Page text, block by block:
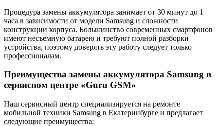
Процедура замены аккумулятора занимает от 30 минут до 1
часа в зависимости от модели Samsung и сложности
конструкции корпуса. Большинство современных смартфонов
имеют несъемную батарею и требуют полной разборки
устройства, поэтому доверять эту работу следует только
профессионалам.
Преимущества замены аккумулятора Samsung в
сервисном центре «Guru GSM»
Наш сервисный центр специализируется на ремонте
мобильной техники Samsung в Екатеринбурге и предлагает
следующие преимущества: